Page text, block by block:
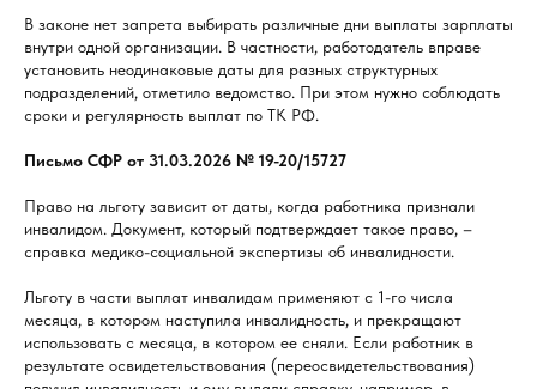
В законе нет запрета выбирать различные дни выплаты зарплаты
внутри одной организации. В частности, работодатель вправе
установить неодинаковые даты для разных структурных
подразделений, отметило ведомство. При этом нужно соблюдать
сроки и регулярность выплат по ТК РФ.
Письмо СФР от 31.03.2026 № 19-20/15727
Право на льготу зависит от даты, когда работника признали
инвалидом. Документ, который подтверждает такое право, –
справка медико-социальной экспертизы об инвалидности.
Льготу в части выплат инвалидам применяют с 1-го числа
месяца, в котором наступила инвалидность, и прекращают
использовать с месяца, в котором ее сняли. Если работник в
результате освидетельствования (переосвидетельствования)